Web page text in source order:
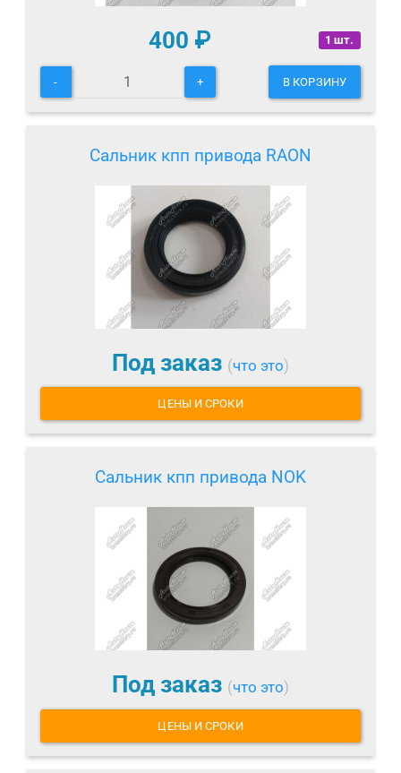
1 шт.
400 ₽
- + В КОРЗИНУ
Сальник кпп привода RAON
Под заказ (что это)
ЦЕНЫ И СРОКИ
Сальник кпп привода NOK
Под заказ (что это)
ЦЕНЫ И СРОКИ